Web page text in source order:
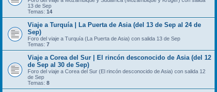
13 de Sep
Temas: 14
Viaje a Turquía | La Puerta de Asia (del 13 de Sep al 24 de
Sep)
Foro del viaje a Turquía (La Puerta de Asia) con salida 13 de Sep
Temas: 7
Viaje a Corea del Sur | El rincón desconocido de Asia (del 12
de Sep al 30 de Sep)
Foro del viaje a Corea del Sur (El rincón desconocido de Asia) con salida 12
de Sep
Temas: 8